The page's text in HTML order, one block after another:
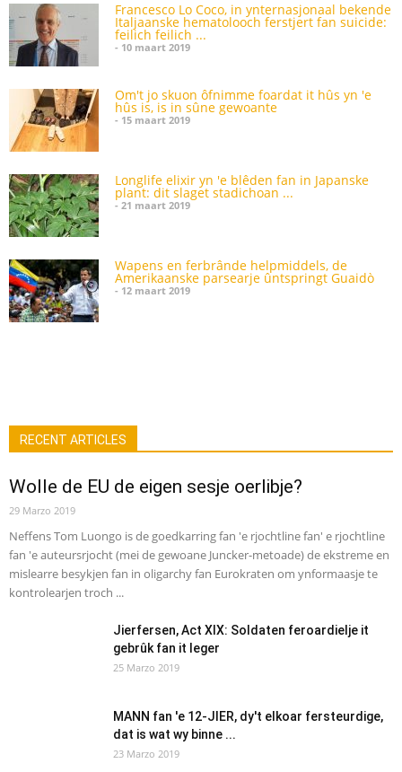
Francesco Lo Coco, in ynternasjonaal bekende
Italjaanske hematolooch ferstjert fan suicide:
feilich feilich ...
- 10 maart 2019
Om't jo skuon ôfnimme foardat it hûs yn 'e
hûs is, is in sûne gewoante
- 15 maart 2019
Longlife elixir yn 'e blêden fan in Japanske
plant: dit slaget stadichoan ...
- 21 maart 2019
Wapens en ferbrânde helpmiddels, de
Amerikaanske parsearje ûntspringt Guaidò
- 12 maart 2019
RECENT ARTICLES
Wolle de EU de eigen sesje oerlibje?
29 Marzo 2019
Neffens Tom Luongo is de goedkarring fan 'e rjochtline fan' e rjochtline
fan 'e auteursrjocht (mei de gewoane Juncker-metoade) de ekstreme en
mislearre besykjen fan in oligarchy fan Eurokraten om ynformaasje te
kontrolearjen troch ...
Jierfersen, Act XIX: Soldaten feroardielje it
gebrûk fan it leger
25 Marzo 2019
MANN fan 'e 12-JIER, dy't elkoar fersteurdige,
dat is wat wy binne ...
23 Marzo 2019